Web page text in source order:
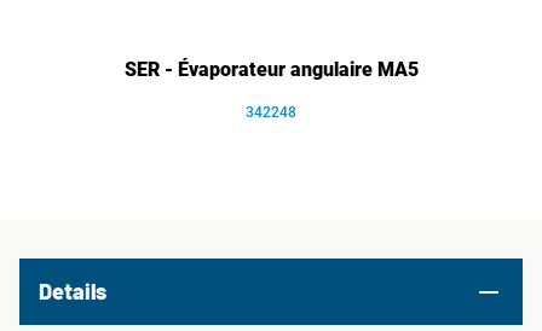
SER - Évaporateur angulaire MA5
342248
Details